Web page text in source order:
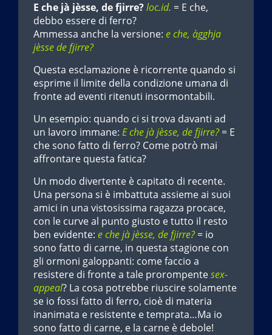
E che jà jèsse, de fjirre?loc.id. = E che,
debbo essere di ferro?
Ammessa anche la versione: e che, àgghja
jèsse de fjirre?
Questa esclamazione è ricorrente quando si
esprime il limite della condizione umana di
fronte ad eventi ritenuti insormontabili.
Un esempio: quando ci si trova davanti ad
un lavoro immane: E che jà jèsse, de fjirre?= E
che sono fatto di ferro? Come potrò mai
affrontare questa fatica?
Un modo divertente è capitato di recente.
Una persona si è imbattuta assieme ai suoi
amici in una vistosissima ragazza procace,
con le curve al punto giusto e tutto il resto
ben evidente: e che jà jèsse, de fjirre?= io
sono fatto di carne, in questa stagione con
gli ormoni galoppanti: come faccio a
resistere di fronte a tale prorompentesex-
appeal? La cosa potrebbe riuscire solamente
se io fossi fatto di ferro, cioè di materia
inanimata e resistente e temprata…Ma io
sono fatto di carne, e la carne è debole!